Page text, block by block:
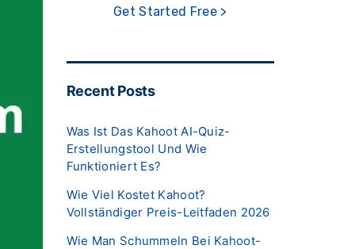
Get Started Free >
Recent Posts
Was Ist Das Kahoot AI-Quiz-
Erstellungstool Und Wie
Funktioniert Es?
Wie Viel Kostet Kahoot?
Vollständiger Preis-Leitfaden 2026
Wie Man Schummeln Bei Kahoot-